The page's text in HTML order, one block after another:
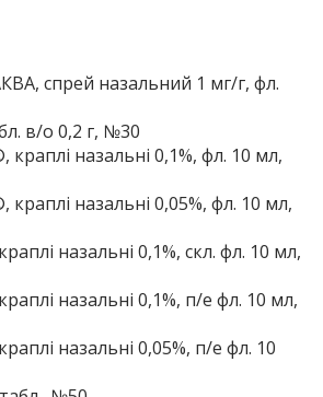
спрей назальний 1 мг/г, фл.
в/о 0,2 г, №30
назальні 0,1%, фл. 10 мл,
назальні 0,05%, фл. 10 мл,
назальні 0,1%, скл. фл. 10 мл,
назальні 0,1%, п/е фл. 10 мл,
назальні 0,05%, п/е фл. 10